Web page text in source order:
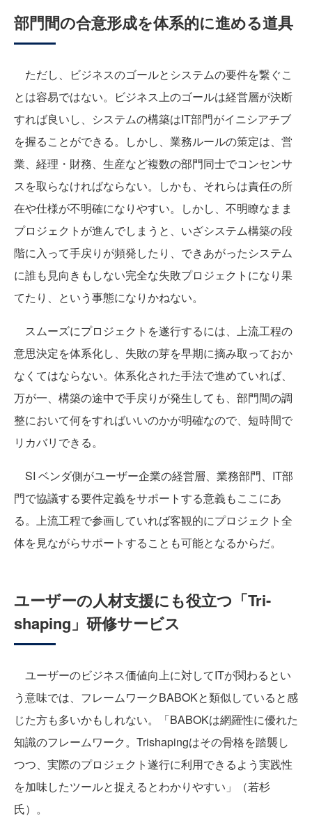
部門間の合意形成を体系的に進める道具
ただし、ビジネスのゴールとシステムの要件を繋ぐこ
とは容易ではない。ビジネス上のゴールは経営層が決断
すれば良いし、システムの構築はIT部門がイニシアチブ
を握ることができる。しかし、業務ルールの策定は、営
業、経理・財務、生産など複数の部門同士でコンセンサ
スを取らなければならない。しかも、それらは責任の所
在や仕様が不明確になりやすい。しかし、不明瞭なまま
プロジェクトが進んでしまうと、いざシステム構築の段
階に入って手戻りが頻発したり、できあがったシステム
に誰も見向きもしない完全な失敗プロジェクトになり果
てたり、という事態になりかねない。
スムーズにプロジェクトを遂行するには、上流工程の
意思決定を体系化し、失敗の芽を早期に摘み取っておか
なくてはならない。体系化された手法で進めていれば、
万が一、構築の途中で手戻りが発生しても、部門間の調
整において何をすればいいのかが明確なので、短時間で
リカバリできる。
SI ベンダ側がユーザー企業の経営層、業務部門、IT部
門で協議する要件定義をサポートする意義もここにあ
る。上流工程で参画していれば客観的にプロジェクト全
体を見ながらサポートすることも可能となるからだ。
ユーザーの人材支援にも役立つ「Tri-
shaping」研修サービス
ユーザーのビジネス価値向上に対してITが関わるとい
う意味では、フレームワークBABOKと類似していると感
じた方も多いかもしれない。「BABOKは網羅性に優れた
知識のフレームワーク。Trishapingはその骨格を踏襲し
つつ、実際のプロジェクト遂行に利用できるよう実践性
を加味したツールと捉えるとわかりやすい」（若杉
氏）。